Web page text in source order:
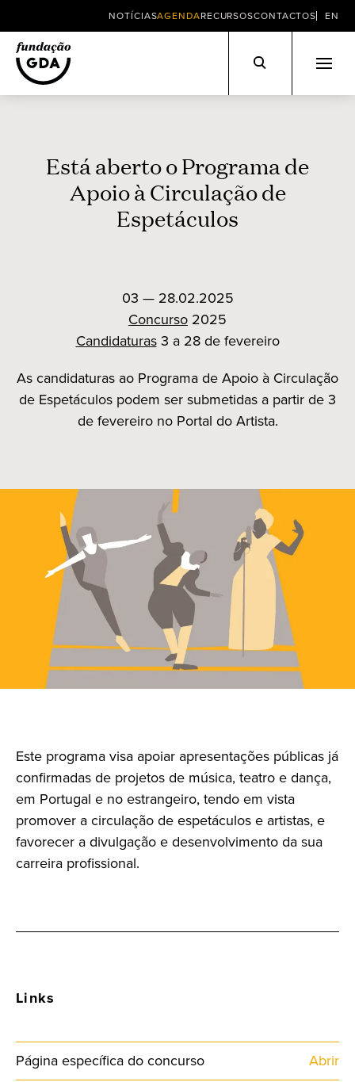
NOTÍCIASAGENDARECURSOSCONTACTOS EN
Está aberto o Programa de
Apoio à Circulação de
Espetáculos
03 — 28.02.2025
Concurso 2025
Candidaturas3 a 28 de fevereiro
As candidaturas ao Programa de Apoio à Circulação
de Espetáculos podem ser submetidas a partir de 3
de fevereiro no Portal do Artista.
Este programa visa apoiar apresentações públicas já
confirmadasde projetos de música, teatro e dança,
em Portugal e no estrangeiro, tendo em vista
promover a circulação de espetáculos e artistas, e
favorecer a divulgação e desenvolvimento da sua
carreira profissional.
Links
Página específica do concurso
Abrir